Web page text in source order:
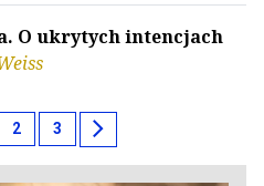
O ukrytych intencjach
2 3 chevron_right